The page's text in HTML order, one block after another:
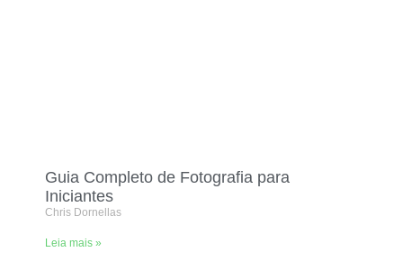
Guia Completo de Fotografia para
Iniciantes
Chris Dornellas
Leia mais »